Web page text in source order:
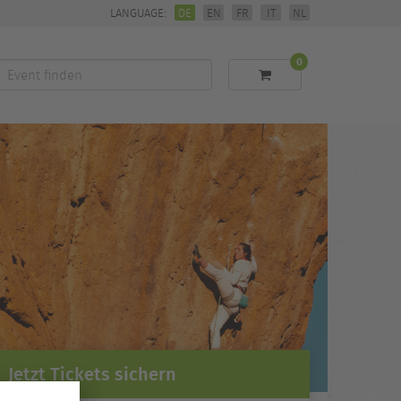
LANGUAGE: DE EN FR IT NL
0
Jetzt Tickets sichern